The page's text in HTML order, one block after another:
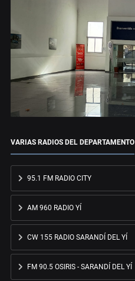
VARIAS RADIOS DEL DEPARTAMENTO
95.1 FM RADIO CITY
AM 960 RADIO YÍ
CW 155 RADIO SARANDÍ DEL YÍ
FM 90.5 OSIRIS - SARANDÍ DEL YÍ